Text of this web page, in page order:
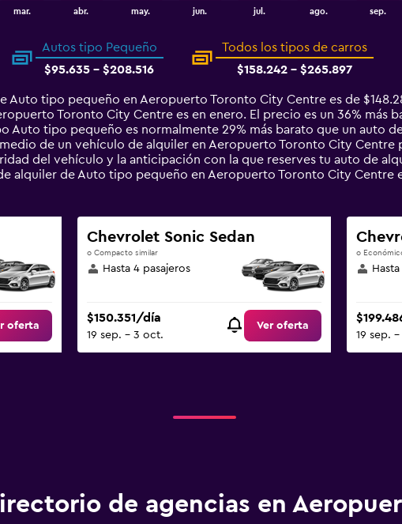
mar. abr. may. jun. jul. ago. sep.
Autos tipo Pequeño
$95.635 - $208.516
Todos los tipos de carros
$158.242 - $265.897
Auto tipo pequeño en Aeropuerto Toronto City Centre es de
Toronto City Centre es en enero. El precio es un 36% más
Auto tipo pequeño es normalmente 29% más barato que un auto
de un vehículo de alquiler en Aeropuerto Toronto City Centre
del vehículo y la anticipación con la que reserves tu auto de
alquiler de Auto tipo pequeño en Aeropuerto Toronto City Centre
oferta
Chevrolet Sonic Sedan
o Compacto similar
Hasta 4 pasajeros
$150.351/día
19 sep. - 3 oct.
Ver oferta
o
19 sep.
de agencias en